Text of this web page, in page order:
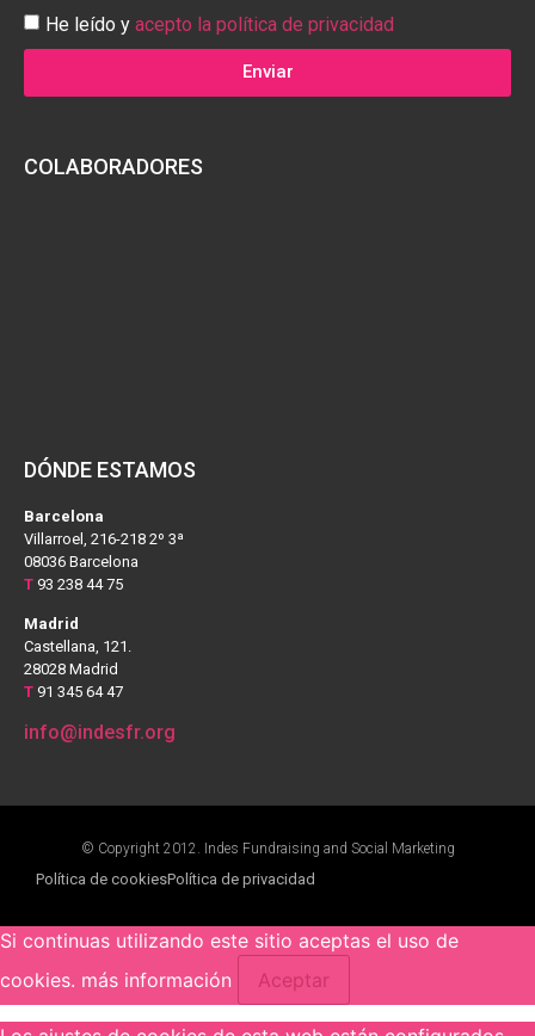
He leído y acepto la política de privacidad
Enviar
COLABORADORES
DÓNDE ESTAMOS
Barcelona
Villarroel, 216-218 2º 3ª
08036 Barcelona
T 93 238 44 75
Madrid
Castellana, 121.
28028 Madrid
T 91 345 64 47
info@indesfr.org
© Copyright 2012. Indes Fundraising and Social Marketing
Política de cookiesPolítica de privacidad
Si continuas utilizando este sitio aceptas el uso de
cookies. más información Aceptar